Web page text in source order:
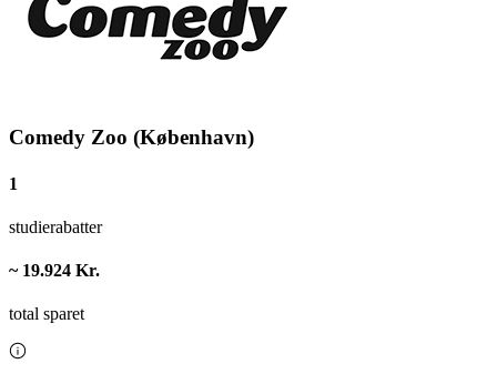
Comedy Zoo (København)
1
studierabatter
~ 19.924 Kr.
total sparet